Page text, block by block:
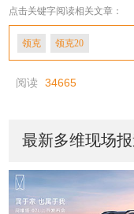
点击关键字阅读相关文章：
领克 领克20
阅读 34665
最新多维现场